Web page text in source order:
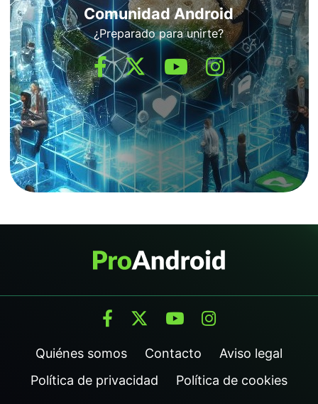
Comunidad Android
¿Preparado para unirte?
Quiénes somos Contacto
Aviso legal
Política de privacidad
Política de cookies